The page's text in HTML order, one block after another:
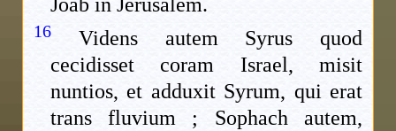
Joab in Jerusalem.
16
Videns autem Syrus quod
cecidisset coram Israel, misit
nuntios, et adduxit Syrum, qui erat
trans fluvium ; Sophach autem,